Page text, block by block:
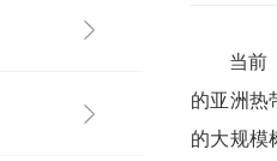
当前
的亚洲热
的大规模